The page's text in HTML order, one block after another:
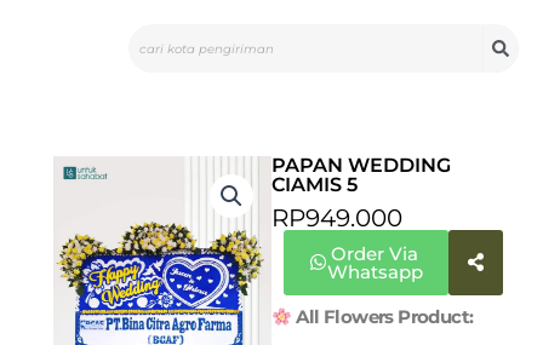
PAPAN WEDDING
CIAMIS 5
RP949.000
Order Via
Whatsapp
All Flowers Product: